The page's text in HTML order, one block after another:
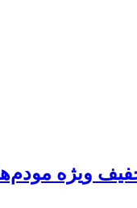
ویژه